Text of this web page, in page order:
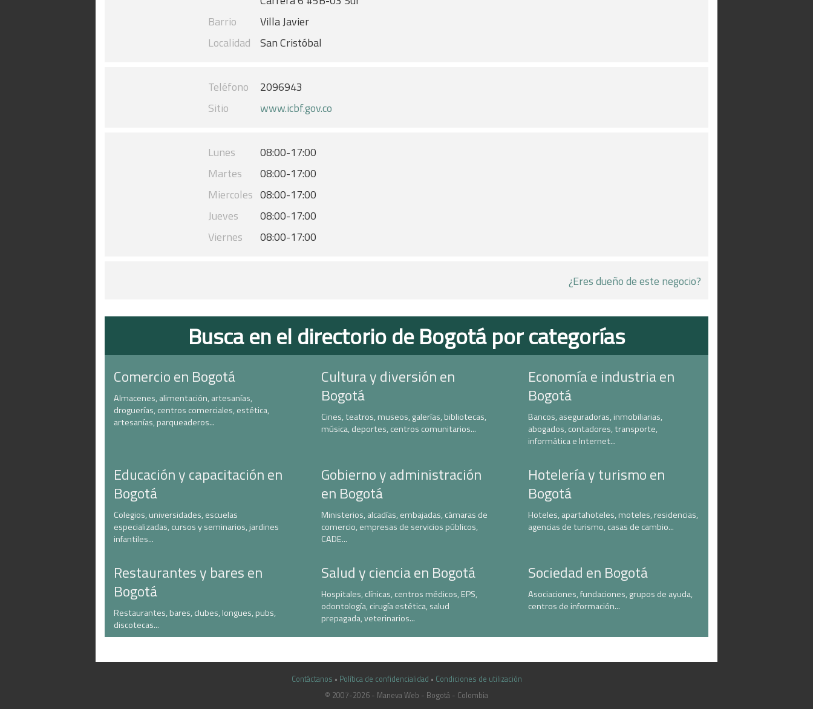
Barrio
Villa Javier
Localidad
San Cristóbal
Teléfono
2096943
Sitio
www.icbf.gov.co
Lunes
08:00-17:00
Martes
08:00-17:00
Miercoles 08:00-17:00
Jueves
08:00-17:00
Viernes
08:00-17:00
¿Eres dueño de este negocio?
Busca en el directorio de Bogotá por categorías
Comercio en Bogotá
Almacenes, alimentación, artesanías,
droguerías, centros comerciales, estética,
artesanías, parqueaderos...
Cultura y diversión en
Bogotá
Cines, teatros, museos, galerías, bibliotecas,
música, deportes, centros comunitarios...
Economía e industria en
Bogotá
Bancos, aseguradoras, inmobiliarias,
abogados, contadores, transporte,
informática e Internet...
Educación y capacitación en
Bogotá
Colegios, universidades, escuelas
especializadas, cursos y seminarios, jardines
infantiles...
Gobierno y administración
en Bogotá
Ministerios, alcadías, embajadas, cámaras de
comercio, empresas de servicios públicos,
CADE...
Hotelería y turismo en
Bogotá
Hoteles, apartahoteles, moteles, residencias,
agencias de turismo, casas de cambio...
Restaurantes y bares en
Bogotá
Restaurantes, bares, clubes, longues, pubs,
discotecas...
Salud y ciencia en Bogotá
Hospitales, clínicas, centros médicos, EPS,
odontología, cirugía estética, salud
prepagada, veterinarios...
Sociedad en Bogotá
Asociaciones, fundaciones, grupos de ayuda,
centros de información...
Contáctanos • Política de confidencialidad • Condiciones de utilización
© 2007-2026 - Maneva Web - Bogotá - Colombia